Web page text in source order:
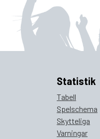
Statistik
Tabell
Spelschema
Skytteliga
Varningar